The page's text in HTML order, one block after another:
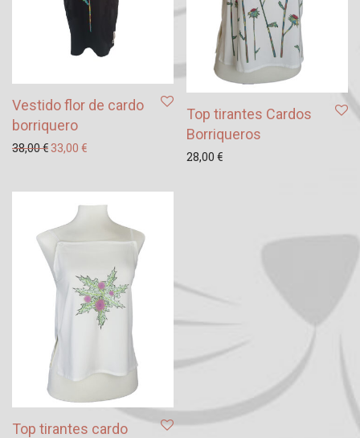
Vestido flor de cardo
borriquero
38,00€El precio original era: 38,00 €.
33,00 €El precio actual es: 33,00 €.
Top tirantes Cardos
Borriqueros
28,00 €
Top tirantes cardo